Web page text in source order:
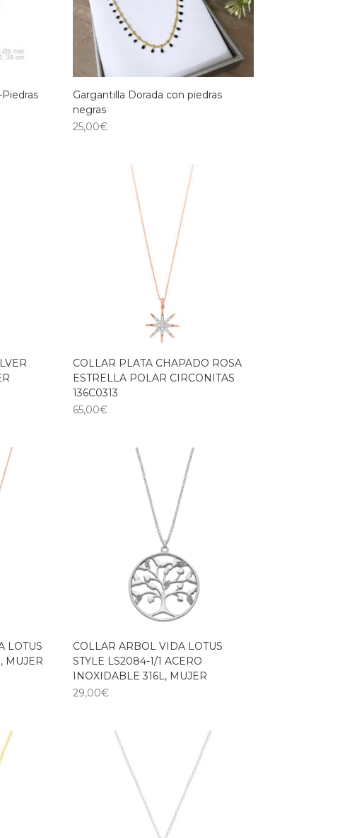
Gargantilla Dorada con piedras
negras
25,00€
COLLAR PLATA CHAPADO ROSA
ESTRELLA POLAR CIRCONITAS
136C0313
65,00€
LOTUS
MUJER
COLLAR ARBOL VIDA LOTUS
STYLE LS2084-1/1 ACERO
INOXIDABLE 316L, MUJER
29,00€